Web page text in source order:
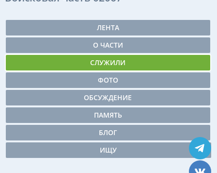
ЛЕНТА
О ЧАСТИ
СЛУЖИЛИ
ФОТО
ОБСУЖДЕНИЕ
ПАМЯТЬ
БЛОГ
ИЩУ